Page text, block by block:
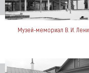
Музей-мемориал В. И.